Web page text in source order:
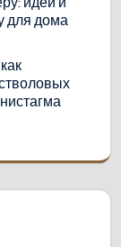
для дома